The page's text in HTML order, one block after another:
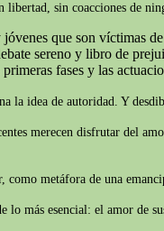
libertad, sin coacciones de
que son víctimas
sereno y libro de
fases y las
la idea de autoridad. Y
merecen disfrutar del
como metáfora de una
lo más esencial: el amor de